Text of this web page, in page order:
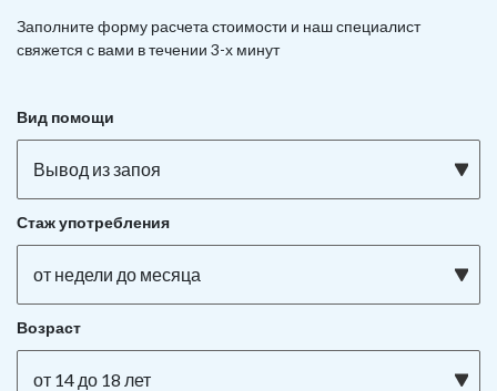
Заполните форму расчета стоимости и нашспециалист
свяжется с вами в течении 3-х минут
Вид помощи
Вывод из запоя
Стаж употребления
от недели до месяца
Возраст
от 14 до 18 лет